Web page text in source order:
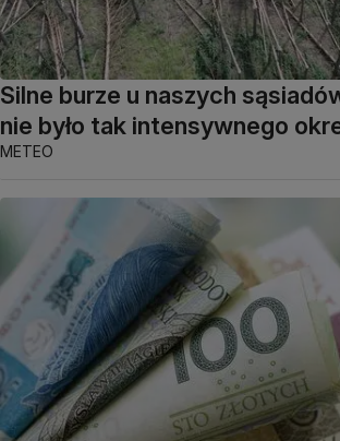
Silne burze u naszych
nie było tak intensywnego
METEO